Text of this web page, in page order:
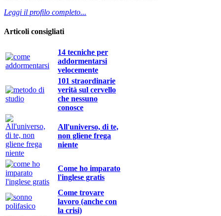
Leggi il profilo completo...
Articoli consigliati
14 tecniche per
addormentarsi
velocemente
101 straordinarie
verità sul cervello
che nessuno
conosce
All'universo, di te,
non gliene frega
niente
Come ho imparato
l'inglese gratis
Come trovare
lavoro (anche con
la crisi)